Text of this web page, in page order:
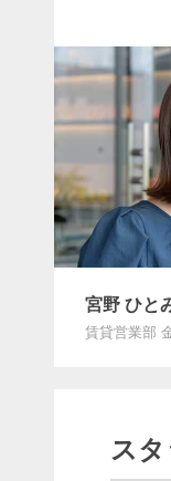
宮野 ひと
賃貸営業部
ス